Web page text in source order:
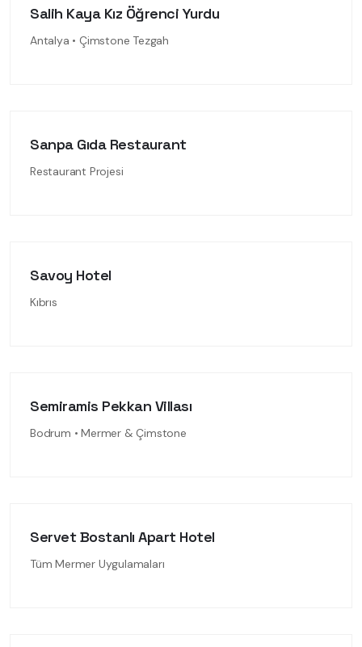
Salih Kaya Kız Öğrenci Yurdu
Antalya • Çimstone Tezgah
Sanpa Gıda Restaurant
Restaurant Projesi
Savoy Hotel
Kıbrıs
Semiramis Pekkan Villası
Bodrum • Mermer & Çimstone
Servet Bostanlı Apart Hotel
Tüm Mermer Uygulamaları